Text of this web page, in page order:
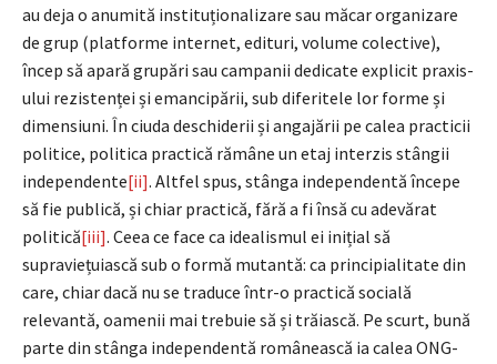
au deja o anumită instituționalizare sau măcar organizare
de grup (platforme internet, edituri, volume colective),
încep să apară grupări sau campanii dedicate explicit praxis-
ului rezistenței și emancipării, sub diferitele lor forme și
dimensiuni. În ciuda deschiderii și angajării pe calea practicii
politice, politica practică rămâne un etaj interzis stângii
independente[ii]. Altfel spus, stânga independentă începe
să fie publică, și chiar practică, fără a fi însă cu adevărat
politică[iii]. Ceea ce face ca idealismul ei inițial să
supraviețuiască sub o formă mutantă: ca principialitate din
care, chiar dacă nu se traduce într-o practică socială
relevantă, oamenii mai trebuie să și trăiască. Pe scurt, bună
parte din stânga independentă românească ia calea ONG-